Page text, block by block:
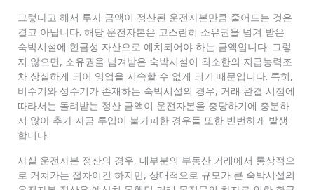
그렇다고 해서 투자 금액이 정산된 운전자본만큼 줄어드는 것은
결코 아닙니다. 해당 운전자본은 고스란히 소유권을 넘겨 받은
숙박시설에 현금성 자산으로 예치되어야 하는 금액입니다. 그렇
지 않으면, 소유권을 넘겨받은 숙박시설이 최소한의 지급능력조
차 상실하게 되어 영업을 지속할 수 없게 되기 때문입니다. 특히,
비수기와 성수기가 존재하는 숙박시설의 경우, 거래 완결 시점에
따라서는 돌려받는 정산 금액이 운전자본을 충당하기에 충분하
지 않아 추가 자금 투입이 불가피한 경우들 또한 빈번하게 발생
합니다.
사실 운전자본 정산의 경우, 대부분의 부동산 거래에서 통상적으
로 거쳐가는 절차이긴 하지만, 상대적으로 규모가 큰 숙박시설의